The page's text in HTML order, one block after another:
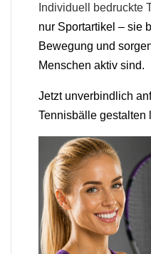
Individuell bedruckte
nur Sportartikel – sie
Bewegung und
Menschen aktiv sind.
Jetzt unverbindlich
Tennisbälle gestalten